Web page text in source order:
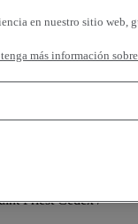
productos y servicios
de la ley francesa
Priest Cedex /
en nuestro sitio web,
más información